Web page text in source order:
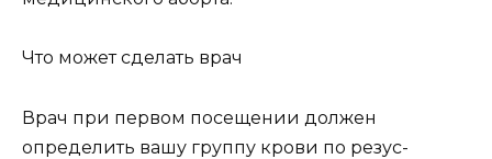
Что может сделать врач
Врач при первом посещении должен
определить вашу группу крови по резус-